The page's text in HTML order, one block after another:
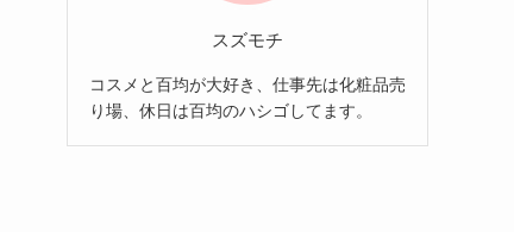
スズモチ
コスメと百均が大好き、仕事先は化粧品売
り場、休日は百均のハシゴしてます。